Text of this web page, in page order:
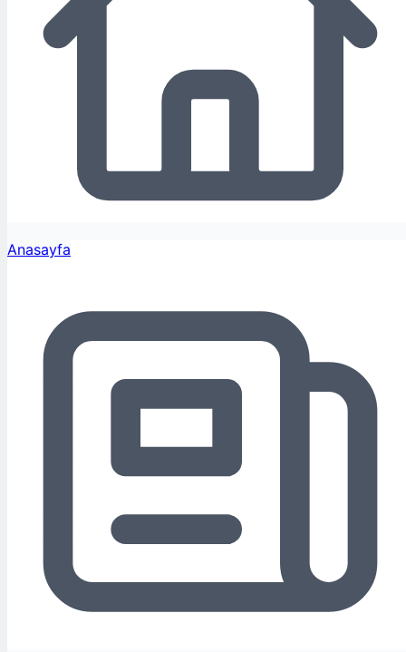
Anasayfa